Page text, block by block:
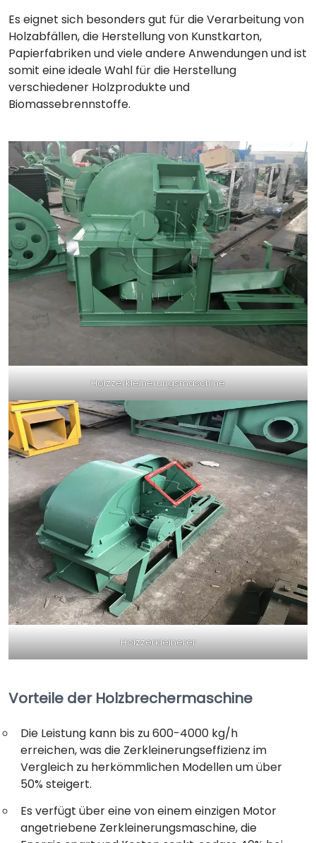
Es eignet sich besonders gut für die Verarbeitung von
Holzabfällen, die Herstellung von Kunstkarton,
Papierfabriken und viele andere Anwendungen und ist
somit eine ideale Wahl für die Herstellung
verschiedener Holzprodukte und
Biomassebrennstoffe.
Holzzerkleinerungsmaschine
Holzzerkleinerer
Vorteile der Holzbrechermaschine
Die Leistung kann bis zu 600-4000 kg/h
erreichen, was die Zerkleinerungseffizienz im
Vergleich zu herkömmlichen Modellen um über
50% steigert.
Es verfügt über eine von einem einzigen Motor
angetriebene Zerkleinerungsmaschine, die